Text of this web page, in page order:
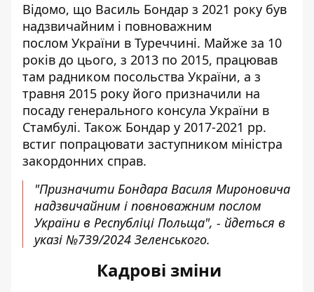
Відомо, що Василь Бондар з 2021 року був
надзвичайним і повноважним
послом України в Туреччині. Майже за 10
років до цього, з 2013 по 2015, працював
там радником посольства України, а з
травня 2015 року його призначили на
посаду генерального консула України в
Стамбулі. Також Бондар у 2017-2021 рр.
встиг попрацювати заступником міністра
закордонних справ.
"Призначити Бондара Василя Мироновича
надзвичайним і повноважним послом
України в Республіці Польща", - йдеться в
указі №7З9/2024 Зеленського.
Кадрові зміни